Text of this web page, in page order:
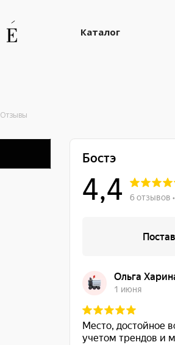
Каталог
Отзывы